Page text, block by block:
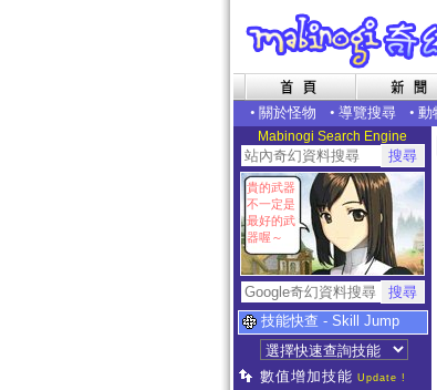
• 關於怪物 • 導覽搜尋 • 動
Mabinogi Search Engine
貴的武器
不一定是
最好的武
器喔～
技能快查 - Skill Jump
數值增加技能 Update !